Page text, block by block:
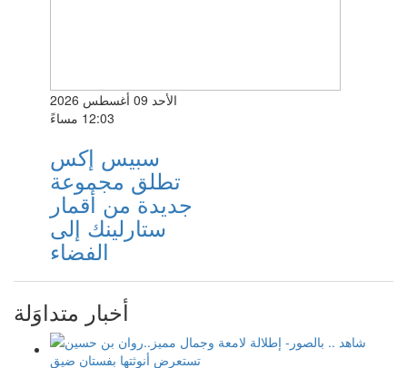
الأحد 09 أغسطس 2026
12:03 مساءً
سبيس إكس
تطلق مجموعة
جديدة من أقمار
ستارلينك إلى
الفضاء
أخبار متداوَلة